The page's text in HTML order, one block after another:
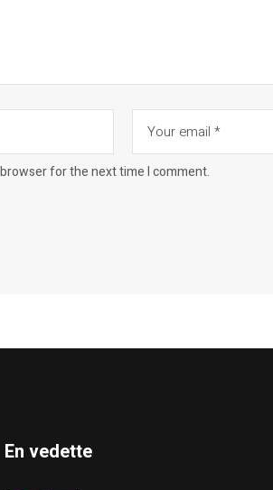
for the next time I comment.
En vedette